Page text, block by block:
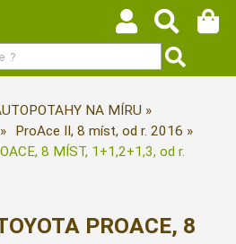
NA MÍRU
ProAce II, 8 míst, od r. 2016
8 MÍST, 1+1,2+1,3, od r.
PROACE, 8